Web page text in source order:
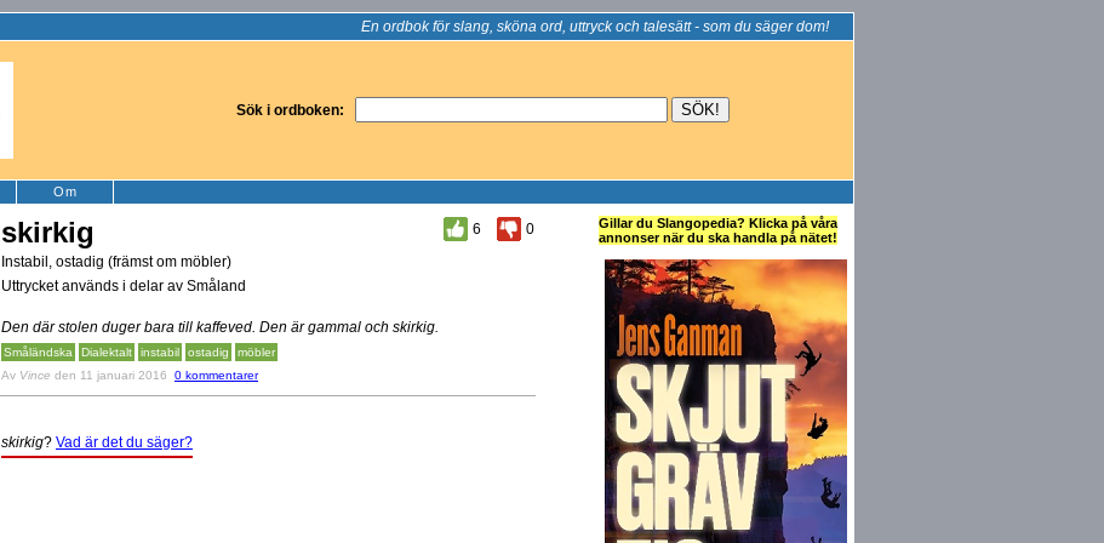
En ordbok för slang, sköna ord, uttryck och talesätt - som du säger dom!
Sök i ordboken:
Om
skirkig 6
0
Instabil, ostadig (främst om möbler)
Uttrycket används i delar av Småland
Den där stolen duger bara till kaffeved. Den är gammal och skirkig.
Småländska Dialektalt instabil ostadig
möbler
Av Vince den 11 januari 2016 0 kommentarer
skirkig? Vad är det du säger?
Gillar du Slangopedia? Klicka på våra
annonser när du ska handla på nätet!